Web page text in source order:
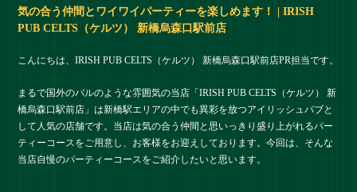
気の合う仲間とワイワイパーティーを楽しめます！ | IRISH
PUB CELTS（ケルツ） 新橋烏森口駅前店
こんにちは、IRISH PUB CELTS（ケルツ） 新橋烏森口駅前店PR担当です。
まるで国外のバルのような雰囲気の当店「IRISH PUB CELTS（ケルツ） 新
橋烏森口駅前店」は新橋駅エリアの中でも異彩を放つアイリッシュパブと
して人気の店舗です。当店は気の合う仲間と思いっきり盛り上がれるパー
ティーコースをご用意し、お客様をお迎えしております。今回は、そんな
当店自慢のパーティーコースをご紹介したいと思います。